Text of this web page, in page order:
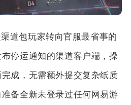
道包玩家转向官服最省事的
停运通知的渠道客户端，操
成，无需额外提交复杂纸质
备全新未登录过任何网易游